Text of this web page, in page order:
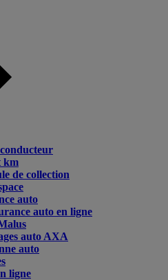
km
de collection
auto
auto en ligne
auto AXA
auto
ligne